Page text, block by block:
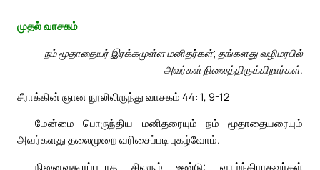
முதல் வாசகம்
நம் மூதாதையர் இரக்கமுள்ள மனிதர்கள்; தங்களது வழிமரபில்
அவர்கள் நிலைத்திருக்கிறார்கள்.
சீராக்கின் ஞான நூலிலிருந்து வாசகம் 44: 1, 9-12
மேன்மை பொருந்திய மனிதரையும் நம் மூதாதையரையும்
அவர்களது தலைமுறை வரிசைப்படி புகழ்வோம்.
நினைவுகூரப்படாத சிலரும் உண்டு; வாழ்ந்திராதவர்கள்